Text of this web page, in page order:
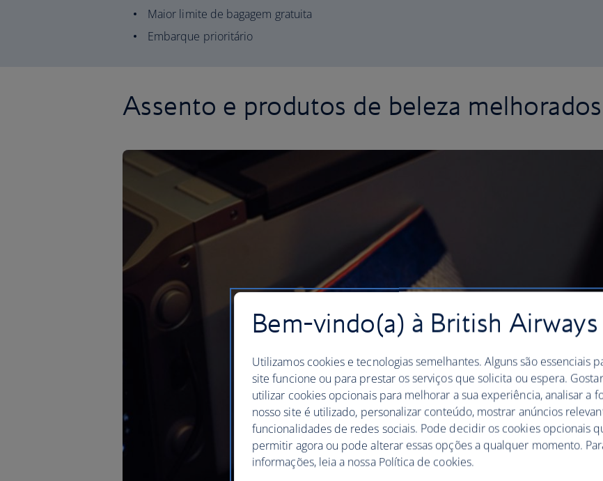
Maior limite de bagagem gratuita
Embarque prioritário
Assento e produtos de beleza melhorados
Bem-vindo(a) à British Airways
Utilizamos cookies e tecnologias semelhantes. Alguns são essenciais
site funcione ou para prestar os serviços que solicita ou espera.
utilizar cookies opcionais para melhorar a sua experiência, analisar a
nosso site é utilizado, personalizar conteúdo, mostrar anúncios
funcionalidades de redes sociais. Pode decidir os cookies opcionais
permitir agora ou pode alterar essas opções a qualquer momento.
informações, leia a nossa Política de cookies.